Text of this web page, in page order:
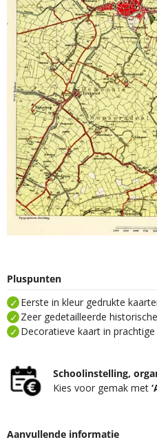
Pluspunten
Eerste in kleur gedrukte
Zeer gedetailleerde
Decoratieve kaart in
Schoolinstelling,
Kies voor gemak met
Aanvullende informatie